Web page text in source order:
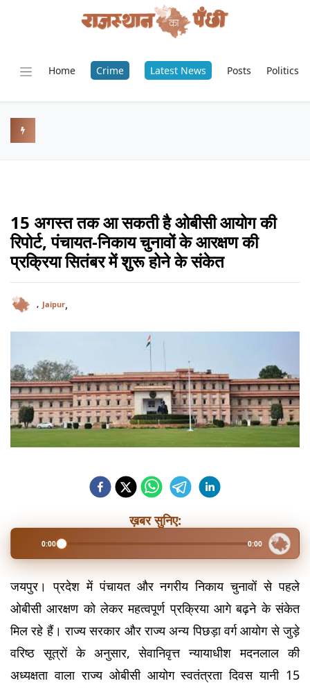
Home Crime Latest News Posts Politics
15 अगस्त तक आ सकती है ओबीसी आयोग की
रिपोर्ट, पंचायत-निकाय चुनावों के आरक्षण की
प्रक्रिया सितंबर में शुरू होने के संकेत
, Jaipur,
ख़बर सुनिए:
0:00 0:00
जयपुर। प्रदेश में पंचायत और नगरीय निकाय चुनावों से पहले
ओबीसी आरक्षण को लेकर महत्वपूर्ण प्रक्रिया आगे बढ़ने के संकेत
मिल रहे हैं। राज्य सरकार और राज्य अन्य पिछड़ा वर्ग आयोग से जुड़े
वरिष्ठ सूत्रों के अनुसार, सेवानिवृत्त न्यायाधीश मदनलाल की
अध्यक्षता वाला राज्य ओबीसी आयोग स्वतंत्रता दिवस यानी 15